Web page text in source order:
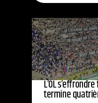
L’OL
termine